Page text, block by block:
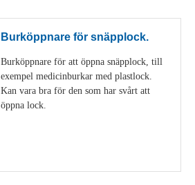
Burköppnare för snäpplock.
Burköppnare för att öppna snäpplock, till
exempel medicinburkar med plastlock.
Kan vara bra för den som har svårt att
öppna lock.